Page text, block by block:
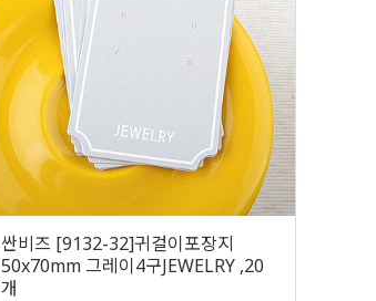
싼비즈 [9132-32]귀걸이포장지
50x70mm 그레이4구JEWELRY ,20
개